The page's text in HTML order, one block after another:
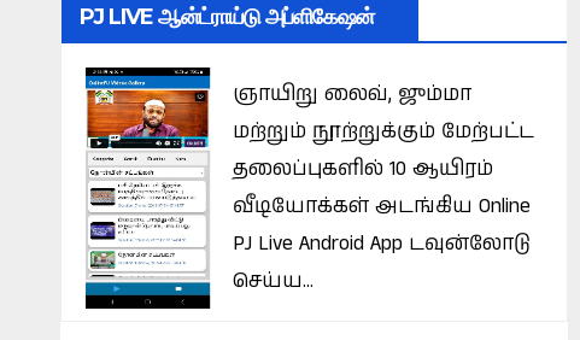
PJ LIVE ஆன்ட்ராய்டு அப்ளிகேஷன்
ஞாயிறு லைவ், ஜும்மா
மற்றும் நூற்றுக்கும் மேற்பட்ட
தலைப்புகளில் 10 ஆயிரம்
வீடியோக்கள் அடங்கிய Online
PJ Live Android App டவுன்லோடு
செய்ய...